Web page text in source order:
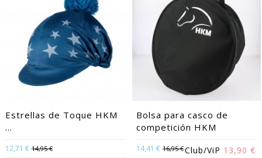
Estrellas de Toque HKM
...
12,71 € 14,95 €
Bolsa para casco de
competición HKM
14,41 € 16,95 €Club/ViP 13,90 €